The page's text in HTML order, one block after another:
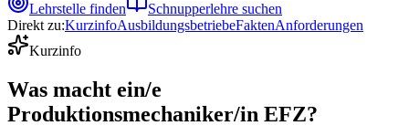
Lehrstelle finden
Schnupperlehre suchen
Direkt zu:KurzinfoAusbildungsbetriebeFaktenAnforderungen
Kurzinfo
Was macht ein/e
Produktionsmechaniker/in EFZ?